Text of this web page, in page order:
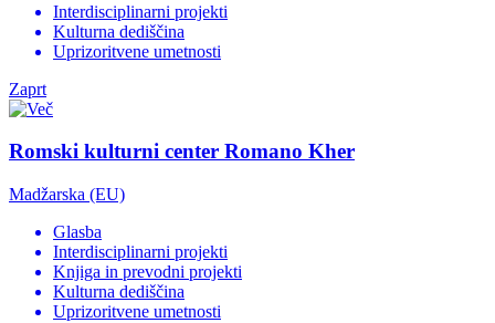
Interdisciplinarni projekti
Kulturna dediščina
Uprizoritvene umetnosti
Zaprt
Romski kulturni center Romano Kher
Madžarska (EU)
Glasba
Interdisciplinarni projekti
Knjiga in prevodni projekti
Kulturna dediščina
Uprizoritvene umetnosti